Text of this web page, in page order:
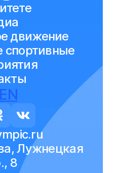
движение
спортивные
EN
Лужнецкая
8